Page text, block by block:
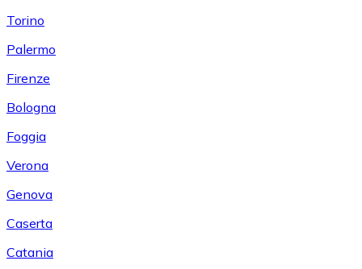
Torino
Palermo
Firenze
Bologna
Foggia
Verona
Genova
Caserta
Catania